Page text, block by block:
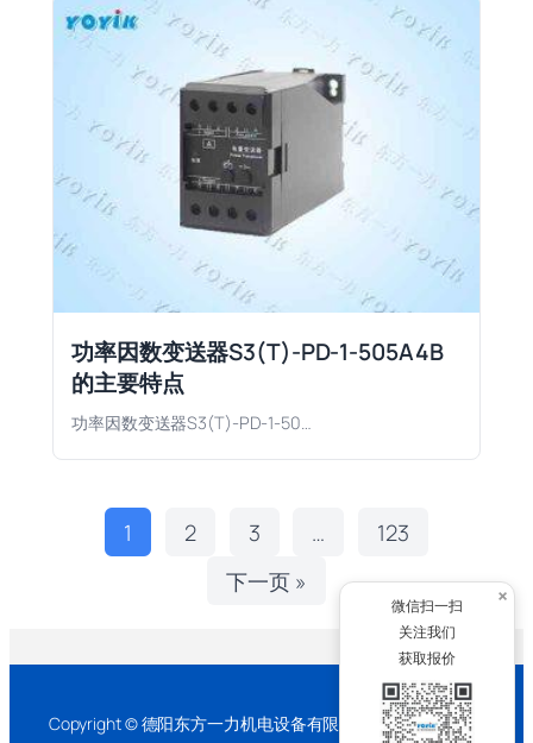
功率因数变送器S3(T)-PD-1-505A4B
的主要特点
功率因数变送器S3(T)-PD-1-50…
1 2 3 …
123
下一页 »
Copyright © 德阳东方一力机电设备有限公司 2026 版权所有
×
微信扫一扫
关注我们
获取报价